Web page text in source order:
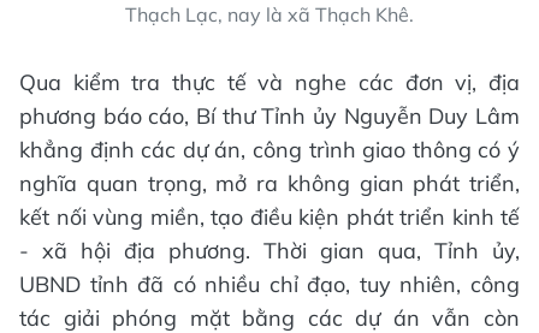
Thạch Lạc, nay là xã Thạch Khê.
Qua kiểm tra thực tế và nghe các đơn vị, địa
phương báo cáo, Bí thư Tỉnh ủy Nguyễn Duy Lâm
khẳng định các dự án, công trình giao thông có ý
nghĩa quan trọng, mở ra không gian phát triển,
kết nối vùng miền, tạo điều kiện phát triển kinh tế
- xã hội địa phương. Thời gian qua, Tỉnh ủy,
UBND tỉnh đã có nhiều chỉ đạo, tuy nhiên, công
tác giải phóng mặt bằng các dự án vẫn còn